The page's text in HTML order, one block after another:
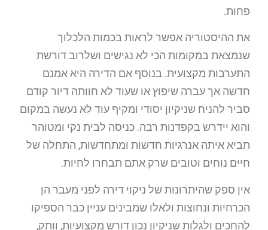
פחות.
את ההיסטוריה אפשר לראות בכמות הלכלוך
שנמצאת במקומות הכי לא נגישים ושלרוב דורשת
התערבות מקצועית. בנוסף אם הדירה היא אמנם
חדשה אך עברה שיפוץ או שעוד לא חוותה דיור קודם
סביר להניח שניקיון יסודי ומקיף עוד לא נעשה במקום
והוא יידרש בקפדנות רבה. כניסה לבית נקי ומטוהר
תביא איתה אנרגיות חדשות ומתחדשות, התחלה של
חיים נוחים וטובים שרק אתם תבחרו לחיות.
אין ספק שהיתרונות של ניקוי דירה לפני מעבר הן
הכרחיות ונחוצות ולאלו שמבינים עניין כבר הספיקו
להחכים ולגלות שניקיון נכון דורש מקצועיות, וותק,